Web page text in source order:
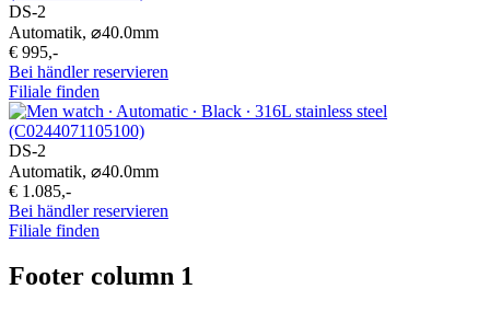
DS-2
Automatik, ⌀40.0mm
€ 995,-
Bei händler reservieren
Filiale finden
DS-2
Automatik, ⌀40.0mm
€ 1.085,-
Bei händler reservieren
Filiale finden
Footer column 1